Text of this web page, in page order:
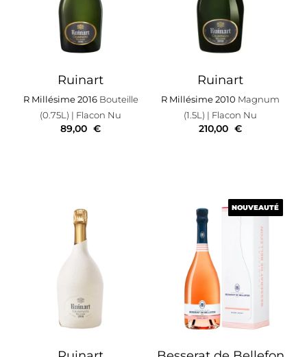
Ruinart
R Millésime 2016Bouteille
(0.75L) | Flacon Nu
89,00 €
Ruinart
R Millésime 2010 Magnum
(1.5L) | Flacon Nu
210,00 €
NOUVEAUTÉ
NOUVEAUTÉ